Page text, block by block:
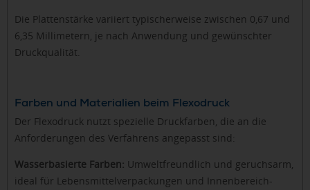
Die Plattenstärke variiert typischerweise zwischen 0,67 und
6,35 Millimetern, je nach Anwendung und gewünschter
Druckqualität.
Farben und Materialien beim Flexodruck
Der Flexodruck nutzt spezielle Druckfarben, die an die
Anforderungen des Verfahrens angepasst sind:
Wasserbasierte Farben: Umweltfreundlich und geruchsarm,
ideal für Lebensmittelverpackungen und Innenbereich-